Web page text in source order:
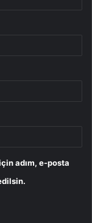
adım, e-posta